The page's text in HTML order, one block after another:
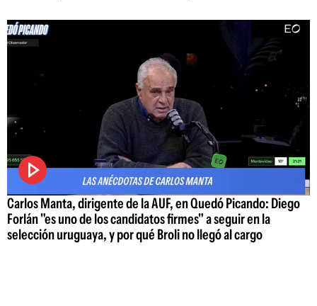
Carlos Manta, dirigente de la AUF, en Quedó Picando: Diego
Forlán "es uno de los candidatos firmes" a seguir en la
selección uruguaya, y por qué Broli no llegó al cargo